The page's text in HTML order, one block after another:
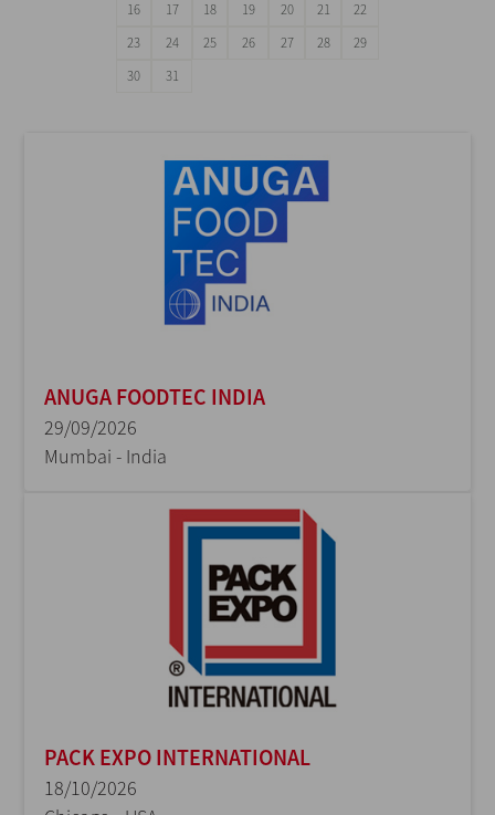
16
17 18 19 20 21
22
23
24 25 26 27 28
29
30
31
ANUGA FOODTEC INDIA
29/09/2026
Mumbai - India
PACK EXPO INTERNATIONAL
18/10/2026